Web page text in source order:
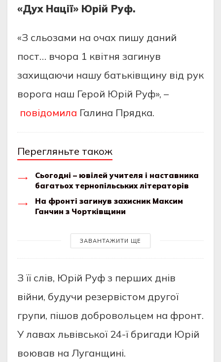
«Дух Нації» Юрій Руф.
«З сльозами на очах пишу даний
пост… вчора 1 квітня загинув
захищаючи нашу батьківщину від рук
ворога наш Герой Юрій Руф», –
повідомила Галина Прядка.
Перегляньте також
Сьогодні – ювілей учителя і наставника
багатьох тернопільських літераторів
На фронті загинув захисник Максим
Ганчин з Чортківщини
ЗАВАНТАЖИТИ ЩЕ
З її слів, Юрій Руф з перших днів
війни, будучи резервістом другої
групи, пішов добровольцем на фронт.
У лавах львівської 24-ї бригади Юрій
воював на Луганщині.